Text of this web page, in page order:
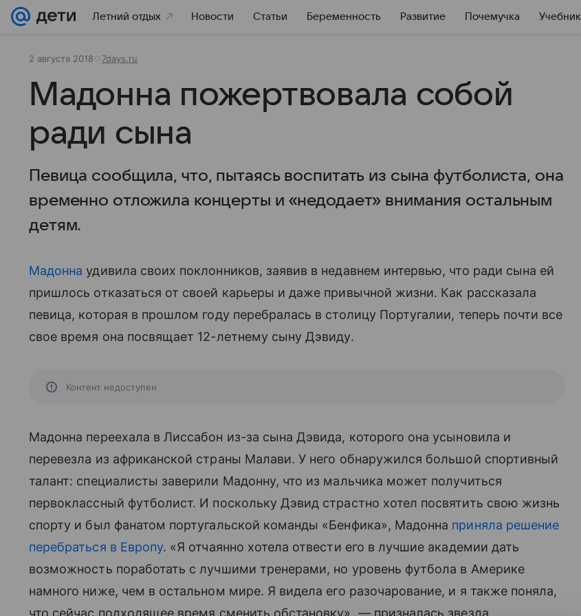
Летний отдых Новости Статьи Беременность Развитие Почемучка Учебник
2 августа 2018 7days.ru
Мадонна пожертвовала собой
ради сына
Певица сообщила, что, пытаясь воспитать из сына футболиста, она
временно отложила концерты и «недодает» внимания остальным
детям.
Мадонна удивила своих поклонников, заявив в недавнем интервью, что ради сына ей
пришлось отказаться от своей карьеры и даже привычной жизни. Как рассказала
певица, которая в прошлом году перебралась в столицу Португалии, теперь почти все
свое время она посвящает 12-летнему сыну Дэвиду.
Контент недоступен
Мадонна переехала в Лиссабон из-за сына Дэвида, которого она усыновила и
перевезла из африканской страны Малави. У него обнаружился большой спортивный
талант: специалисты заверили Мадонну, что из мальчика может получиться
первоклассный футболист. И поскольку Дэвид страстно хотел посвятить свою жизнь
спорту и был фанатом португальской команды «Бенфика», Мадонна приняла решение
перебраться в Европу. «Я отчаянно хотела отвести его в лучшие академии дать
возможность поработать с лучшими тренерами, но уровень футбола в Америке
намного ниже, чем в остальном мире. Я видела его разочарование, и я также поняла,
что сейчас подходящее время сменить обстановку», — призналась звезда.